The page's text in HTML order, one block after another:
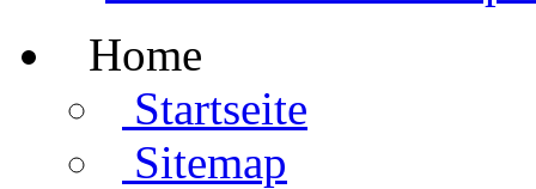
Home
Startseite
Sitemap